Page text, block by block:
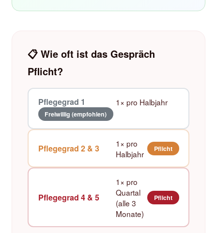
📋 Wie oft ist das Gespräch
Pflicht?
Pflegegrad 1 1× pro Halbjahr
Freiwillig (empfohlen)
Pflegegrad 2 & 3
1× pro
Halbjahr
Pflicht
Pflegegrad 4 & 5
1× pro
Quartal
(alle 3
Monate)
Pflicht